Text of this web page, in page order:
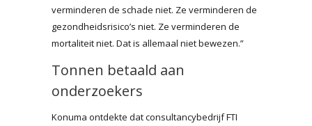
verminderen de schade niet. Ze verminderen de
gezondheidsrisico’s niet. Ze verminderen de
mortaliteit niet. Dat is allemaal niet bewezen.”
Tonnen betaald aan
onderzoekers
Konuma ontdekte dat consultancybedrijf FTI